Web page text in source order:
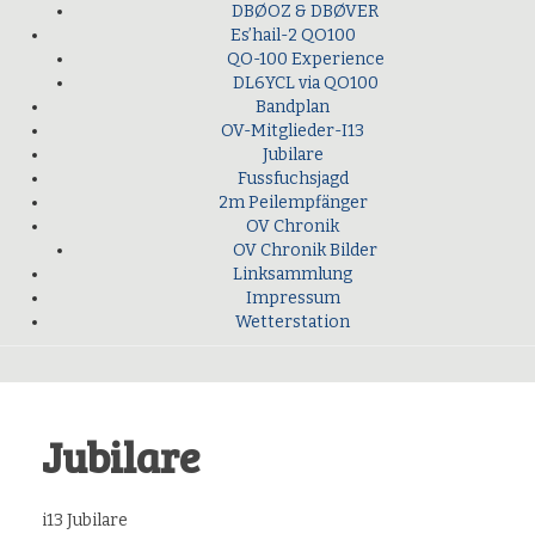
DBØOZ & DBØVER
Es’hail-2 QO100
QO-100 Experience
DL6YCL via QO100
Bandplan
OV-Mitglieder-I13
Jubilare
Fussfuchsjagd
2m Peilempfänger
OV Chronik
OV Chronik Bilder
Linksammlung
Impressum
Wetterstation
Jubilare
i13 Jubilare